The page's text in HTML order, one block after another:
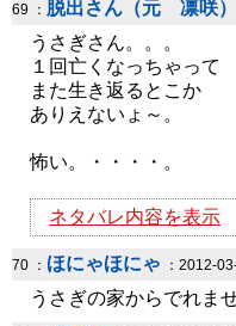
69 ： 脱出さん（元 凛咲）
うさぎさん。。。
１回亡くなっちゃって
また生き返るとこか
ありえないょ～。
怖い。・・・・。
ネタバレ内容を表示
70 ： ほにゃほにゃ ：2012-
うさぎの家からでれま